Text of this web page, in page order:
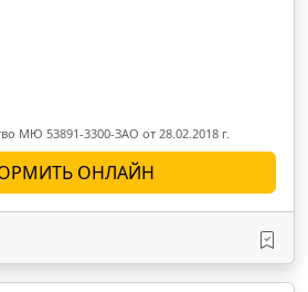
МЮ 53891-3300-ЗАО от 28.02.2018 г.
ОНЛАЙН